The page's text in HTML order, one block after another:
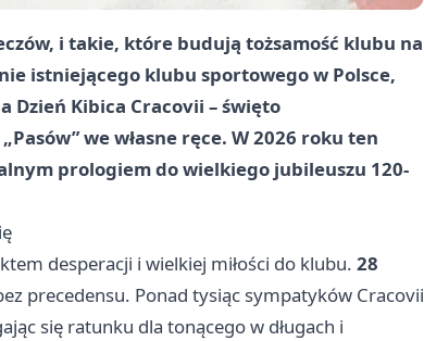
i takie, które budują tożsamość klubu na
istniejącego klubu sportowego w Polsce,
Dzień Kibica Cracovii – święto
we własne ręce. W 2026 roku ten
prologiem do wielkiego jubileuszu 120-
desperacji i wielkiej miłości do klubu. 28
precedensu. Ponad tysiąc sympatyków Cracovii
się ratunku dla tonącego w długach i